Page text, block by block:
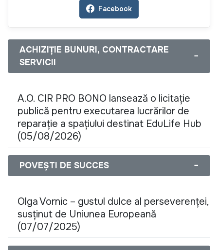
Facebook
ACHIZIȚIE BUNURI, CONTRACTARE
SERVICII
−
A.O. CIR PRO BONO lansează o licitație
publică pentru executarea lucrărilor de
reparație a spațiului destinat EduLife Hub
(05/08/2026)
POVEȘTI DE SUCCES −
Olga Vornic – gustul dulce al perseverenței,
susținut de Uniunea Europeană
(07/07/2025)